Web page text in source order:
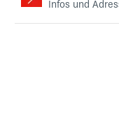
Infos und